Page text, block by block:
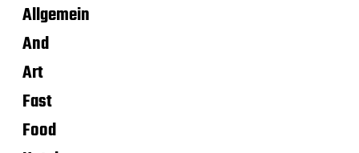
Allgemein
And
Art
Fast
Food